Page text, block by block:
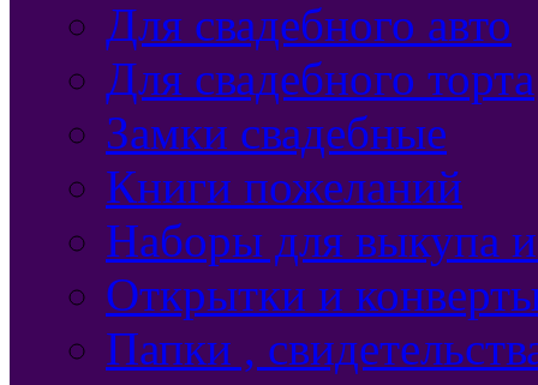
Для свадебного авто
Для свадебного торта
Замки свадебные
Книги пожеланий
Наборы для выкупа
Открытки и
Папки ,